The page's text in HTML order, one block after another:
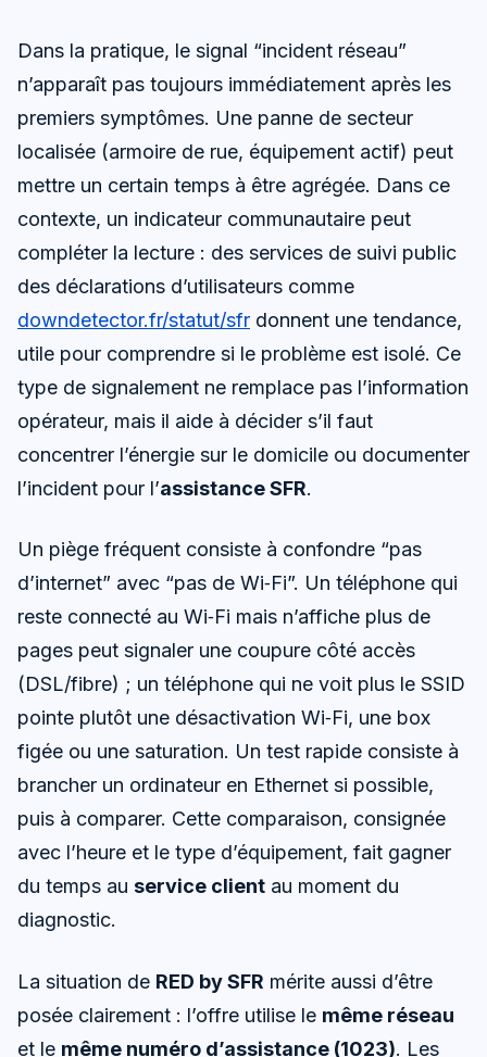
Dans la pratique, le signal “incident réseau”
n’apparaît pas toujours immédiatement après les
premiers symptômes. Une panne de secteur
localisée (armoire de rue, équipement actif) peut
mettre un certain temps à être agrégée. Dans ce
contexte, un indicateur communautaire peut
compléter la lecture : des services de suivi public
des déclarations d’utilisateurs comme
downdetector.fr/statut/sfr donnent une tendance,
utile pour comprendre si le problème est isolé. Ce
type de signalement ne remplace pas l’information
opérateur, mais il aide à décider s’il faut
concentrer l’énergie sur le domicile ou documenter
l’incident pour l’assistance SFR.
Un piège fréquent consiste à confondre “pas
d’internet” avec “pas de Wi‑Fi”. Un téléphone qui
reste connecté au Wi‑Fi mais n’affiche plus de
pages peut signaler une coupure côté accès
(DSL/fibre) ; un téléphone qui ne voit plus le SSID
pointe plutôt une désactivation Wi‑Fi, une box
figée ou une saturation. Un test rapide consiste à
brancher un ordinateur en Ethernet si possible,
puis à comparer. Cette comparaison, consignée
avec l’heure et le type d’équipement, fait gagner
du temps au service client au moment du
diagnostic.
La situation de RED by SFR mérite aussi d’être
posée clairement : l’offre utilise le même réseau
et le même numéro d’assistance (1023). Les